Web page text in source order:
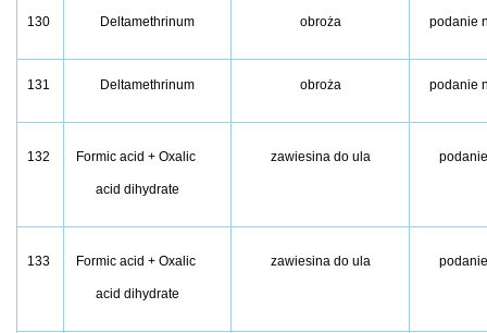
130 Deltamethrinum obroża podanie
131 Deltamethrinum obroża podanie
132 Formic acid + Oxalic
acid dihydrate
zawiesina do ula
133 Formic acid + Oxalic
acid dihydrate
zawiesina do ula